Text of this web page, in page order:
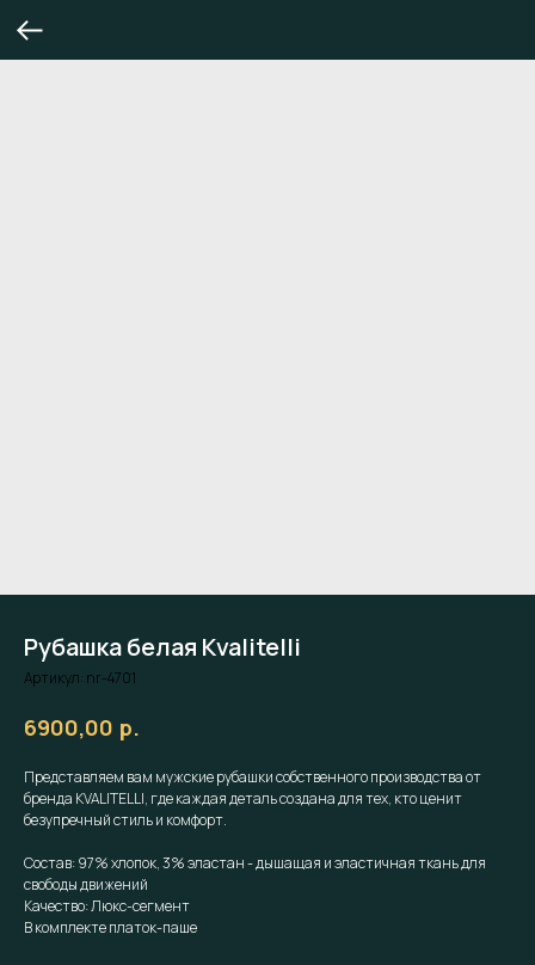
Рубашка белая Kvalitelli
Артикул: nr-4701
6900,00 р.
Представляем вам мужские рубашки собственного производства от
бренда KVALITELLI, где каждая деталь создана для тех, кто ценит
безупречный стиль и комфорт.
Состав: 97% хлопок, 3% эластан - дышащая и эластичная ткань для
свободы движений
Качество: Люкс-сегмент
В комплекте платок-паше